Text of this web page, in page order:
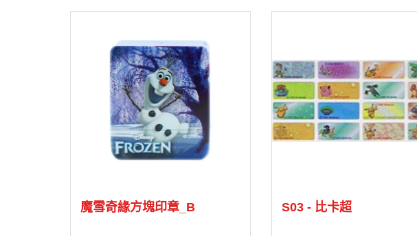
魔雪奇緣方塊印章_B S03 - 比卡超